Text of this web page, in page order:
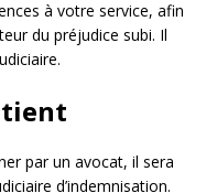
à votre service, afin
du préjudice subi. Il
par un avocat, il sera
d’indemnisation.